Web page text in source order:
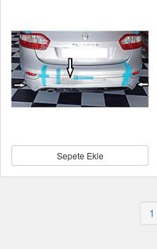
Sepete Ekle
1